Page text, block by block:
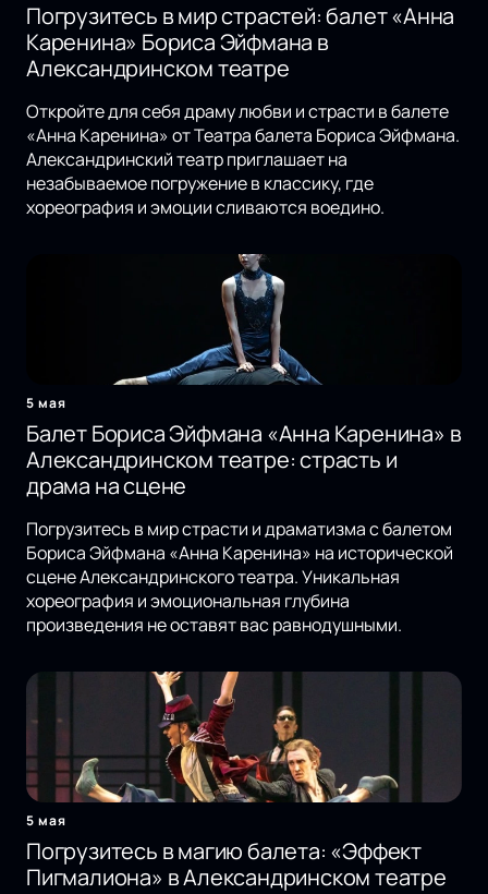
Погрузитесь в мир страстей: балет «Анна
Каренина» Бориса Эйфмана в
Александринском театре
Откройте для себя драму любви и страсти в балете
«Анна Каренина» от Театра балета Бориса Эйфмана.
Александринский театр приглашает на
незабываемое погружение в классику, где
хореография и эмоции сливаются воедино.
5 мая
Балет Бориса Эйфмана «Анна Каренина» в
Александринском театре: страсть и
драма на сцене
Погрузитесь в мир страсти и драматизма с балетом
Бориса Эйфмана «Анна Каренина» на исторической
сцене Александринского театра. Уникальная
хореография и эмоциональная глубина
произведения не оставят вас равнодушными.
5 мая
Погрузитесь в магию балета: «Эффект
Пигмалиона» в Александринском театре